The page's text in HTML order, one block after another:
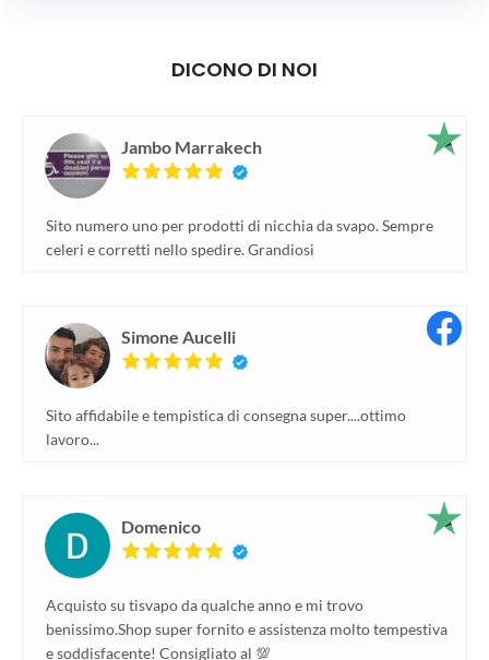
DICONO DI NOI
Jambo Marrakech
Sito numero uno per prodotti di nicchia da svapo. Sempre
celeri e corretti nello spedire. Grandiosi
Simone Aucelli
Sito affidabile e tempistica di consegna super....ottimo
lavoro...
Domenico
Acquisto su tisvapo da qualche anno e mi trovo
benissimo.Shop super fornito e assistenza molto tempestiva
e soddisfacente! Consigliato al 💯